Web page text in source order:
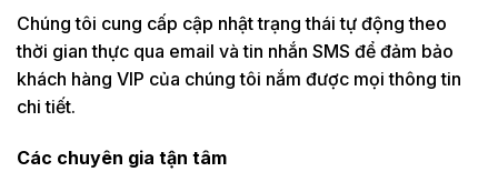
Chúng tôi cung cấp cập nhật trạng thái tự động theo
thời gian thực qua email và tin nhắn SMS để đảm bảo
khách hàng VIP của chúng tôi nắm được mọi thông tin
chi tiết.
Các chuyên gia tận tâm